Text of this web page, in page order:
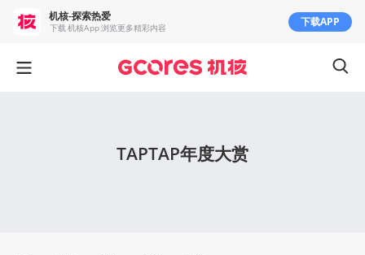
TAPTAP年度大赏
机核-探索热爱
下载 机核App 浏览更多精彩内容 下载APP